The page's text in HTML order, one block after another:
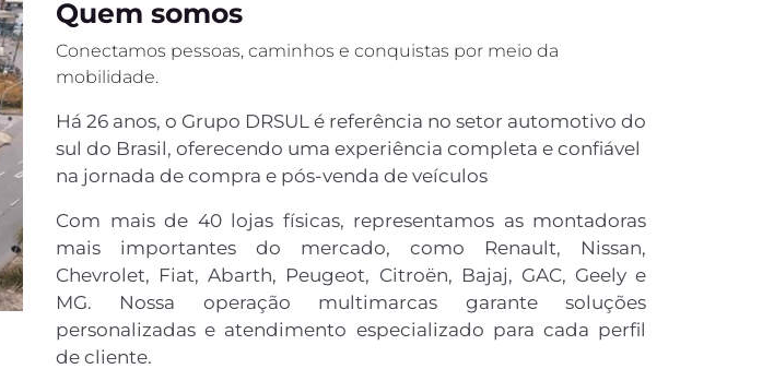
Quem somos
Conectamos pessoas, caminhos e conquistas por meio da
mobilidade.
Há 26 anos, o Grupo DRSUL é referência no setor automotivo do
sul do Brasil, oferecendo uma experiência completa e confiável
na jornada de compra e pós-venda de veículos
Com mais de 40 lojas físicas, representamos as montadoras
mais importantes do mercado, como Renault, Nissan,
Chevrolet, Fiat, Abarth, Peugeot, Citroën, Bajaj, GAC, Geely e
MG. Nossa operação multimarcas garante soluções
personalizadas e atendimento especializado para cada perfil
de cliente.